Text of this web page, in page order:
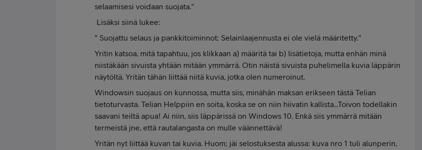
selaamisesi voidaan suojata."
Lisäksi siinä lukee:
" Suojattu selaus ja pankkitoiminnot; Selainlaajennusta ei ole vielä määritetty."
Yritin katsoa, mitä tapahtuu, jos klikkaan a) määritä tai b) lisätietoja, mutta enhän minä
niistäkään sivuista yhtään mitään ymmärrä. Otin näistä sivuista puhelimella kuvia läppärin
näytöltä. Yritän tähän liittää niitä kuvia, jotka olen numeroinut.
Windowsin suojaus on kunnossa, mutta siis, minähän maksan erikseen tästä Telian
tietoturvasta. Telian Helppiin en soita, koska se on niin hiivatin kallista...Toivon todellakin
saavani teiltä apua! Ai niin, siis läppärissä on Windows 10. Enkä siis ymmärrä mitään
termeistä jne, että rautalangasta on mulle väännettävä!
Yritän nyt liittää kuvan tai kuvia. Huom; jäi selostuksesta alussa: kuva nro 1 tuli alunperin,